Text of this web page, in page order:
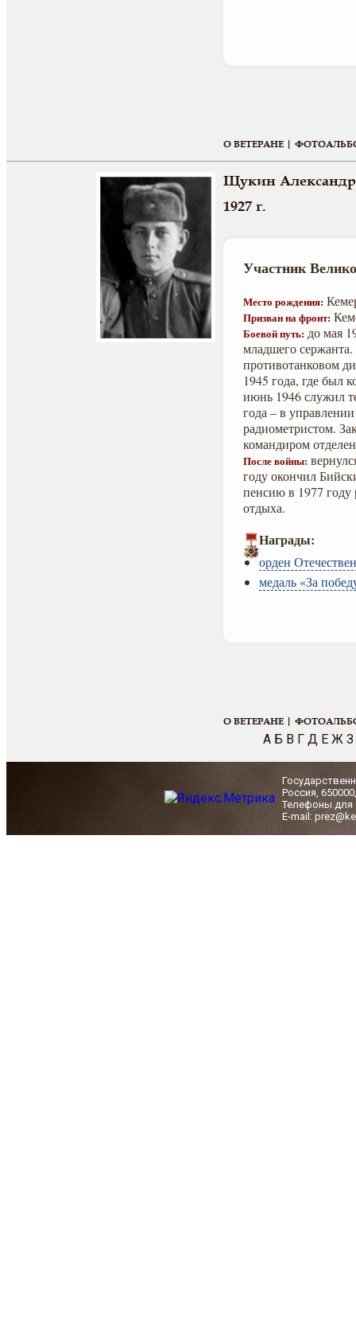
О ВЕТЕРАНЕ |
Щукин
1927 г.
Участник
Место рождения:
Призван на фронт:
Боевой путь: до мая
младшего
противотанковом
1945 года, где был
июнь 1946 служил
года – в
радиометристом.
командиром
После войны:
году окончил
пенсию в 1977 году
отдыха.
Награды:
орден
медаль «За
О ВЕТЕРАНЕ |
А Б В Г Д Е Ж З
Россия,
Телефоны для
E-mail: